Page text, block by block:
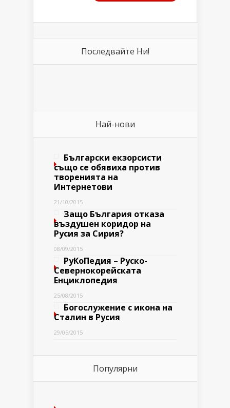
Последвайте Ни!
Най-нови
Български екзорсисти
също се обявиха против
творенията на
Интернетови
21/10/2015
Защо България отказа
въздушен коридор на
Русия за Сирия?
08/09/2015
РуКоПедия – Руско-
Севернокорейската
Енциклопедия
25/08/2015
Богослужение с икона на
Сталин в Русия
29/05/2015
Популярни